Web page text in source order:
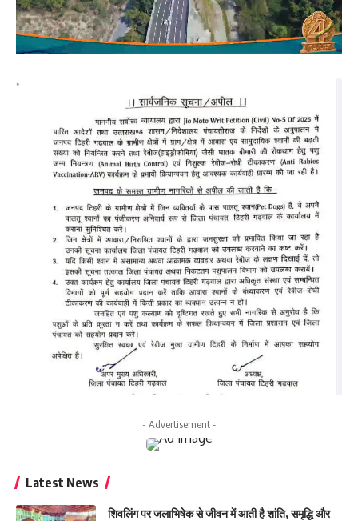
- Advertisement -
Latest News
शिवलिंग पर जलाभिषेक से जीवन में आती है शांति, समृद्धि और